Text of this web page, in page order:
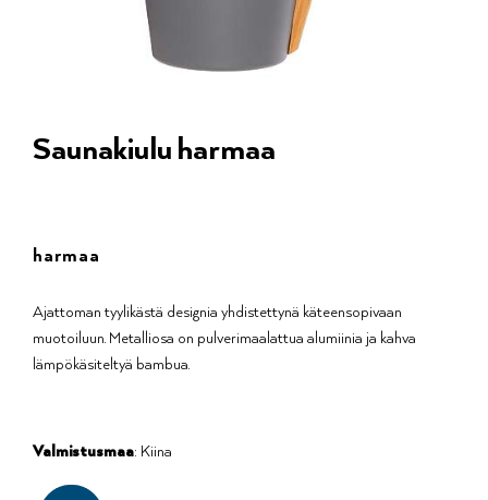
Saunakiulu harmaa
harmaa
Ajattoman tyylikästä designia yhdistettynä käteensopivaan
muotoiluun. Metalliosa on pulverimaalattua alumiinia ja kahva
lämpökäsiteltyä bambua.
Valmistusmaa: Kiina